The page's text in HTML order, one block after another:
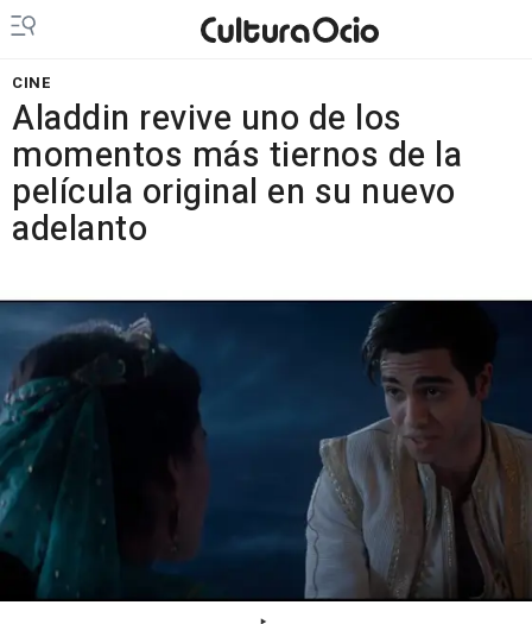
CINE
Aladdin revive uno de los
momentos más tiernos de la
película original en su nuevo
adelanto